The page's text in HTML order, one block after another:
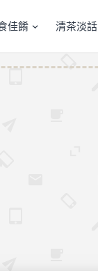
佳餚 清茶淡話